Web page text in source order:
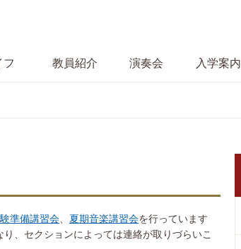
フ 教員紹介 演奏会 入学案内
準備講習会 夏期音楽講習会を行っています
、セクションによっては連絡が取りづらいこ